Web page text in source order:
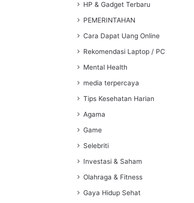
HP & Gadget Terbaru
PEMERINTAHAN
Cara Dapat Uang Online
Rekomendasi Laptop / PC
Mental Health
media terpercaya
Tips Kesehatan Harian
Agama
Game
Selebriti
Investasi & Saham
Olahraga & Fitness
Gaya Hidup Sehat